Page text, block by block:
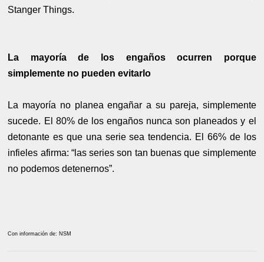
Stanger Things.
La mayoría de los engaños ocurren porque
simplemente no pueden evitarlo
La mayoría no planea engañar a su pareja, simplemente
sucede. El 80% de los engaños nunca son planeados y el
detonante es que una serie sea tendencia. El 66% de los
infieles afirma: “las series son tan buenas que simplemente
no podemos detenernos”.
Con información de: NSM